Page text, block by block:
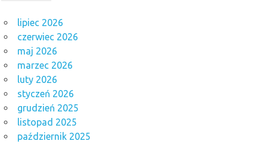
lipiec 2026
czerwiec 2026
maj 2026
marzec 2026
luty 2026
styczeń 2026
grudzień 2025
listopad 2025
październik 2025